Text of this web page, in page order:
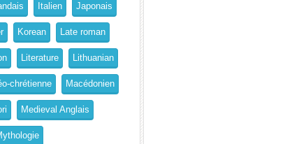
Italien Japonais
Korean Late roman
Literature Lithuanian
chrétienne Macédonien
Medieval Anglais